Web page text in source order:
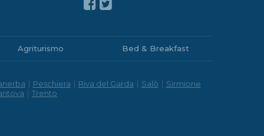
Agriturismo Bed & Breakfast
| Peschiera | Riva del Garda | Salò | Sirmione
| Trento